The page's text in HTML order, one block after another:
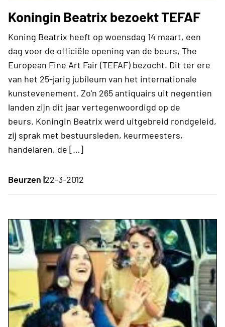
Koningin Beatrix bezoekt TEFAF
Koning Beatrix heeft op woensdag 14 maart, een
dag voor de officiële opening van de beurs, The
European Fine Art Fair (TEFAF) bezocht. Dit ter ere
van het 25-jarig jubileum van het internationale
kunstevenement. Zo'n 265 antiquairs uit negentien
landen zijn dit jaar vertegenwoordigd op de
beurs. Koningin Beatrix werd uitgebreid rondgeleid,
zij sprak met bestuursleden, keurmeesters,
handelaren, de […]
Beurzen |22-3-2012